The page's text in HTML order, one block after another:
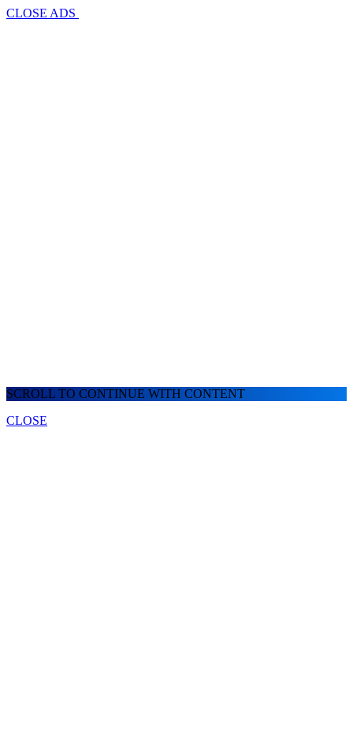
CLOSE ADS
SCROLL TO CONTINUE WITH CONTENT
CLOSE